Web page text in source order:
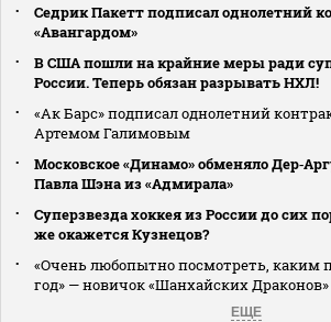
Седрик Пакетт подписал однолетний
«Авангардом»
В США пошли на крайние меры ради
России. Теперь обязан разрывать НХЛ!
«Ак Барс» подписал однолетний
Артемом Галимовым
Московское «Динамо» обменяло
Павла Шэна из «Адмирала»
Суперзвезда хоккея из России до сих
же окажется Кузнецов?
«Очень любопытно посмотреть, каким
год» — новичок «Шанхайских
ЕЩЕ